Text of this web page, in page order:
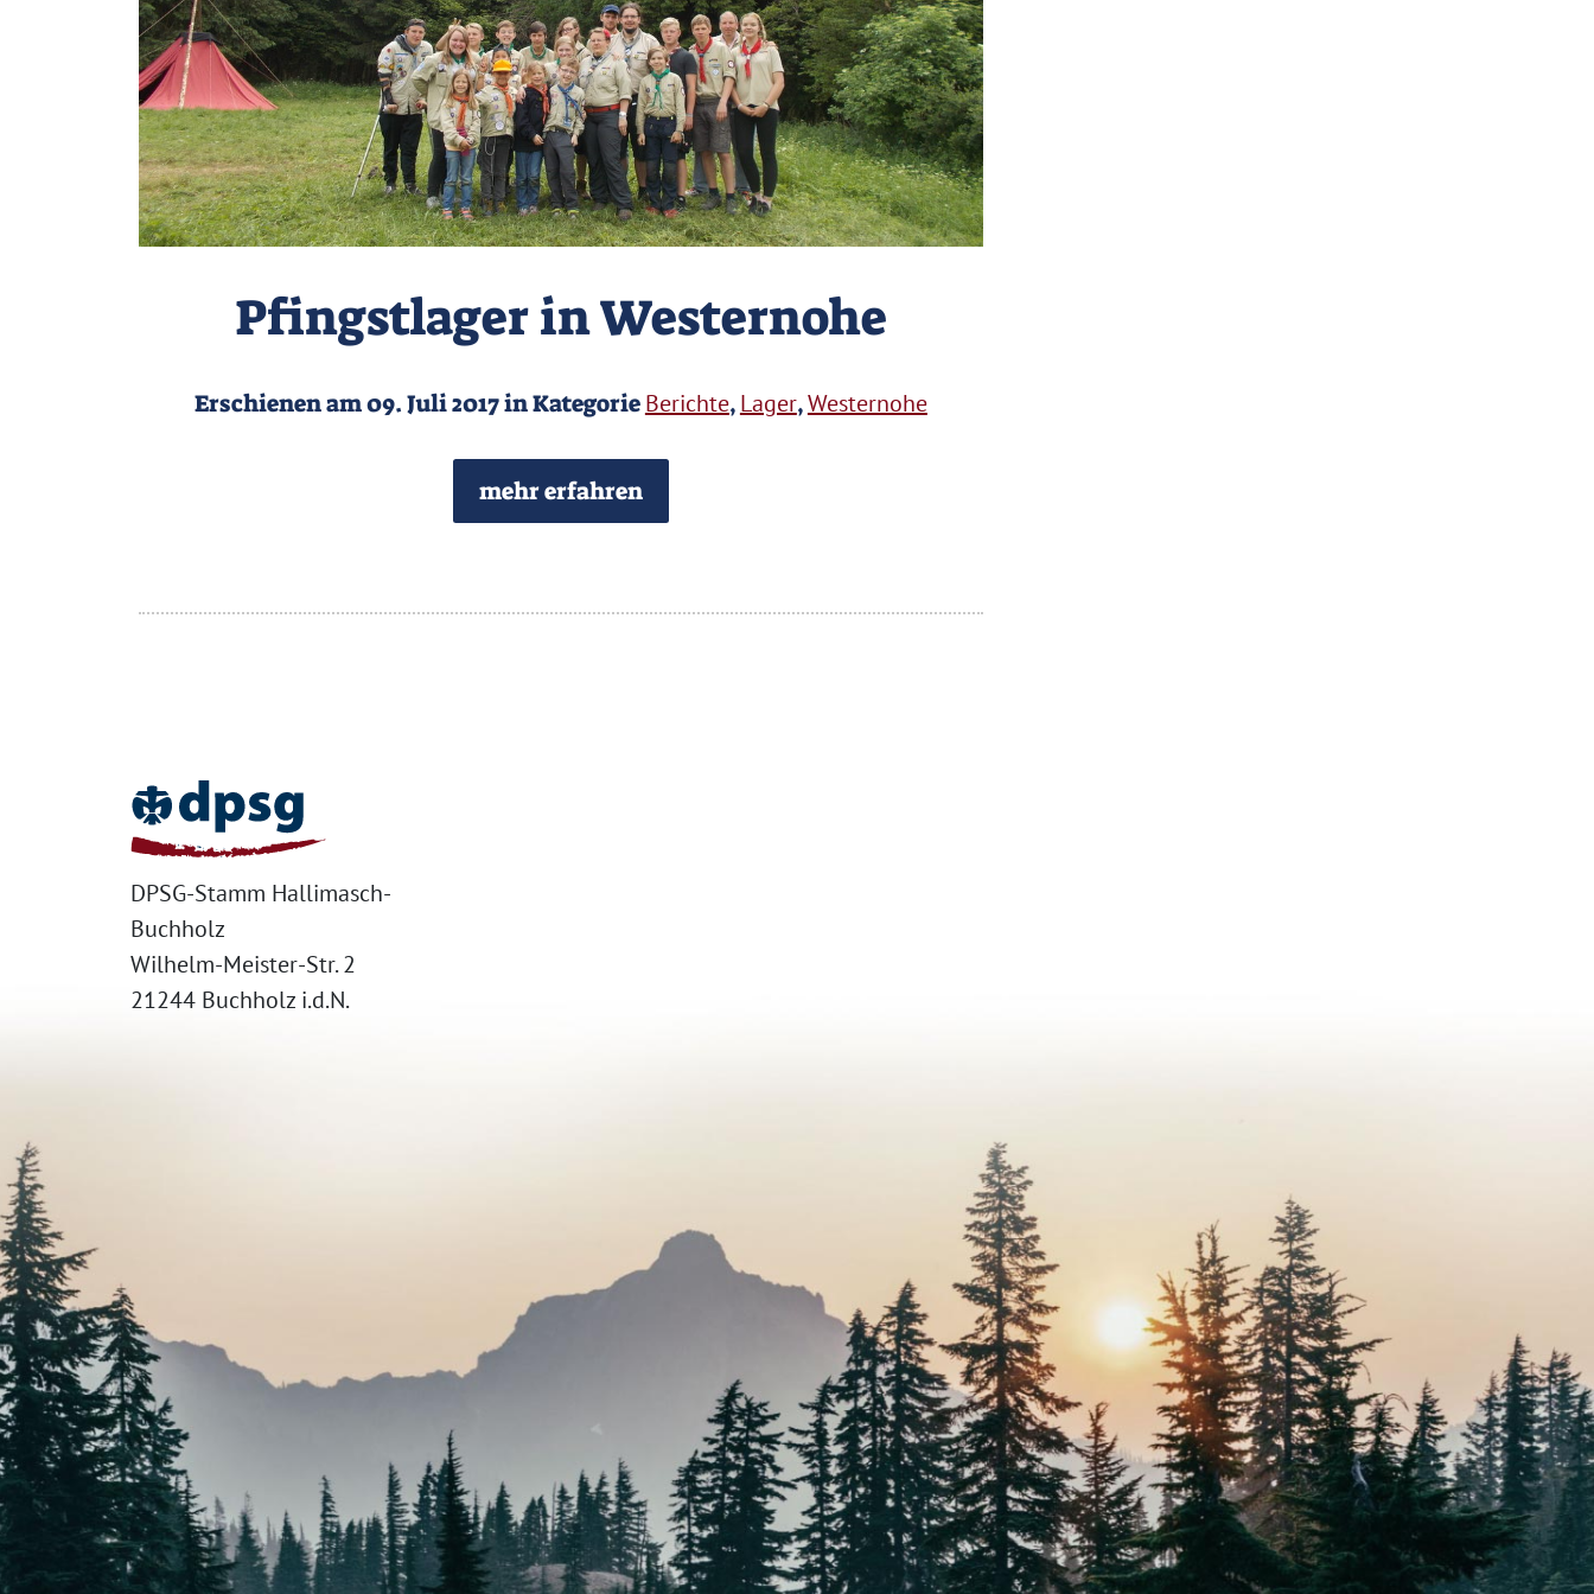
Pfingstlager in Westernohe
Erschienen am 09. Juli 2017 in KategorieBerichte,Lager,Westernohe
mehr erfahren
DPSG-Stamm Hallimasch-
Buchholz
Wilhelm-Meister-Str. 2
21244 Buchholz i.d.N.